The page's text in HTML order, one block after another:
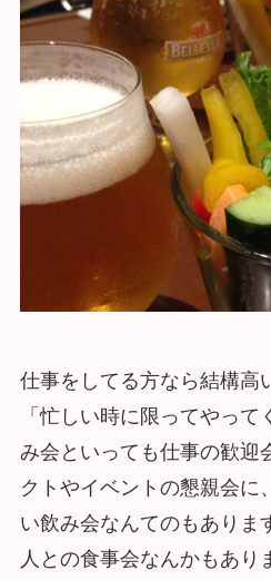
仕事をしてる方なら結構高
「忙しい時に限ってやっ
み会といっても仕事の歓迎
クトやイベントの懇親会に
い飲み会なんてのもありま
人との食事会なんかもあり